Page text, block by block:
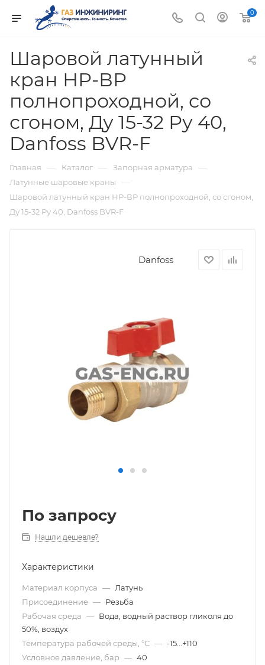
0
Шаровой латунный
кран НР-ВР
полнопроходной, со
сгоном, Ду 15-32 Ру 40,
Danfoss BVR-F
Главная — Каталог — Запорная арматура —
Латунные шаровые краны —
Шаровой латунный кран НР-ВР полнопроходной, со сгоном,
Ду 15-32 Ру 40, Danfoss BVR-F
Danfoss
По запросу
Нашли дешевле?
Характеристики
Материал корпуса — Латунь
Присоединение — Резьба
Рабочая среда — Вода, водный раствор гликоля до
50%, воздух
Температура рабочей среды, °C — -15...+110
Условное давление, бар — 40